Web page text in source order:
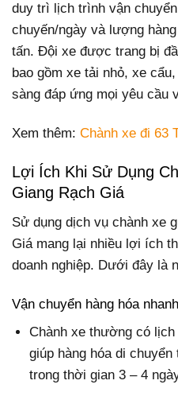
duy trì lịch trình vận
chuyến/ngày và lượng
tấn. Đội xe được trang bị
bao gồm xe tải nhỏ, xe
sàng đáp ứng mọi yêu cầu
Xem thêm: Chành xe đi 63
Lợi Ích Khi Sử Dụng
Giang Rạch Giá
Sử dụng dịch vụ chành xe
Giá mang lại nhiều lợi ích
doanh nghiệp. Dưới đây là
Vận chuyển hàng hóa
Chành xe thường có
giúp hàng hóa di
trong thời gian 3 – 4